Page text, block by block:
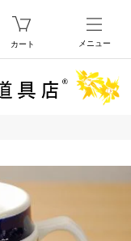
カート メニュー